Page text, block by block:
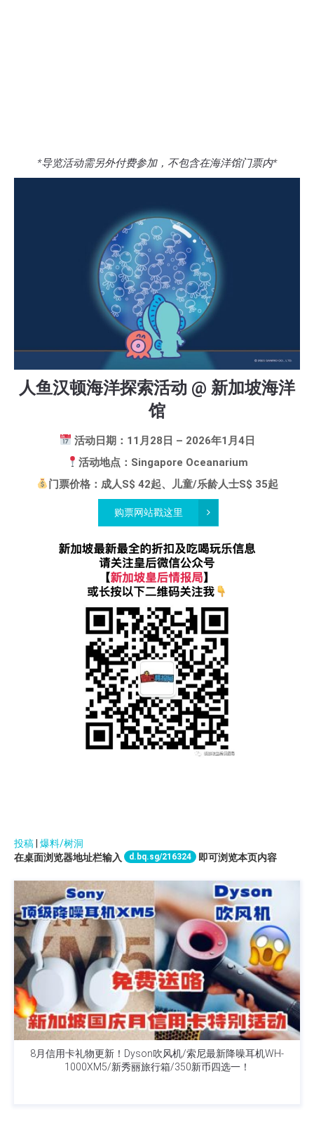
*导览活动需另外付费参加，不包含在海洋馆门票内*
人鱼汉顿海洋探索活动 @ 新加坡海洋
馆
活动日期：11月28日 – 2026年1月4日
活动地点：Singapore Oceanarium
门票价格：成人S$ 42起、儿童/乐龄人士S$ 35起
购票网站戳这里
投稿 爆料/树洞
在桌面浏览器地址栏输入
d.bq.sg/216324 即可浏览本页内容
8月信用卡礼物更新！Dyson吹风机/索尼最新降噪耳机WH-
1000XM5/新秀丽旅行箱/350新币四选一！